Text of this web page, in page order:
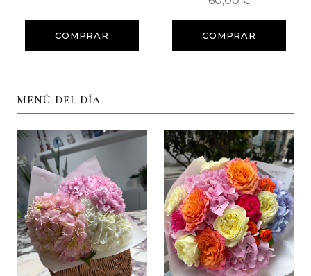
COMPRAR COMPRAR
MENÚ DEL DÍA